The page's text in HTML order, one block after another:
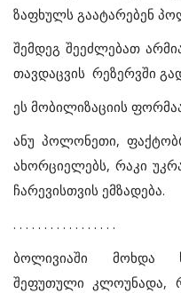
ზაფხულს გაატარებენ
შემდეგ შეეძლებათ
თავდაცვის რეზერვში
ეს მობილიზაციის
ანუ პოლონეთი,
ახორციელებს, რაკი
ჩარევისთვის ემზადება.
. . . . . . . . . . . . . . . . .
ბოლივიაში
მოხდა
შეფუთული კლოუნადა,